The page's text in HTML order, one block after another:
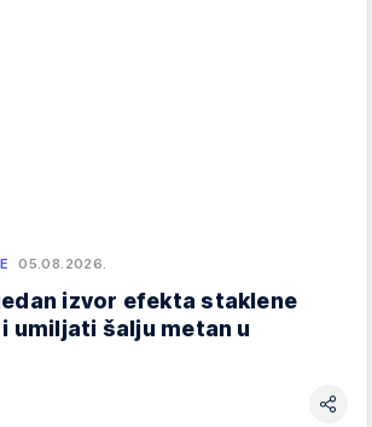
05.08.2026.
izvor efekta staklene
umiljati šalju metan u